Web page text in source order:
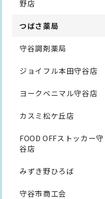
野店
つばさ薬局
守谷調剤薬局
ジョイフル本田守谷店
ヨークベニマル守谷店
カスミ松ケ丘店
FOOD OFFストッカー守
谷店
みずき野ひろば
守谷市商工会